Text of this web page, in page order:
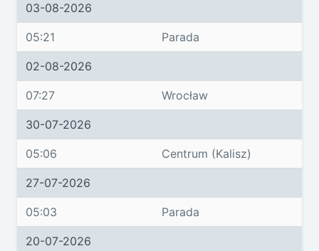
03-08-2026
05:21 Parada
02-08-2026
07:27 Wrocław
30-07-2026
05:06 Centrum (Kalisz)
27-07-2026
05:03 Parada
20-07-2026